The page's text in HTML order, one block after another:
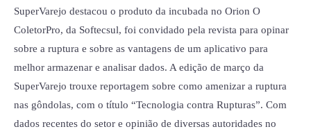
SuperVarejo destacou o produto da incubada no Orion O
ColetorPro, da Softecsul, foi convidado pela revista para opinar
sobre a ruptura e sobre as vantagens de um aplicativo para
melhor armazenar e analisar dados. A edição de março da
SuperVarejo trouxe reportagem sobre como amenizar a ruptura
nas gôndolas, com o título “Tecnologia contra Rupturas”. Com
dados recentes do setor e opinião de diversas autoridades no